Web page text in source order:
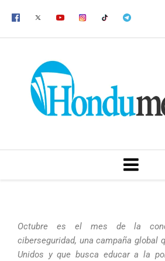
Octubre es el mes de la
ciberseguridad, una campaña global
Unidos y que busca educar a la